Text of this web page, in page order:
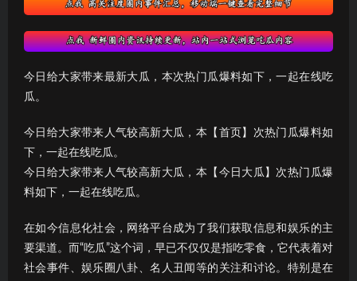
今日给大家带来最新大瓜，本次热门瓜爆料如下，一起在线吃
瓜。
今日给大家带来人气较高新大瓜，本【首页】次热门瓜爆料如
下，一起在线吃瓜。
今日给大家带来人气较高新大瓜，本【今日大瓜】次热门瓜爆
料如下，一起在线吃瓜。
在如今信息化社会，网络平台成为了我们获取信息和娱乐的主
要渠道。而“吃瓜”这个词，早已不仅仅是指吃零食，它代表着对
社会事件、娱乐圈八卦、名人丑闻等的关注和讨论。特别是在